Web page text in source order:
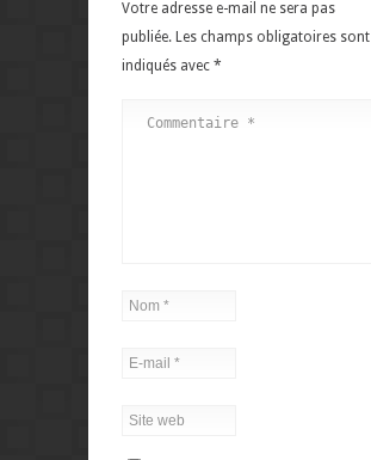
Votre adresse e-mail ne sera pas
publiée. Les champs obligatoires sont
indiqués avec *